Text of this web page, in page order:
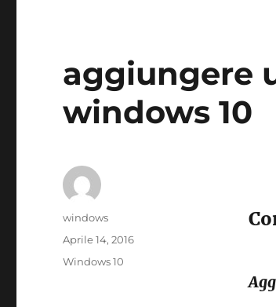
aggiungere
windows 10
Autore
windows
Pubblicato
Aprile 14, 2016
Tag
Windows 10